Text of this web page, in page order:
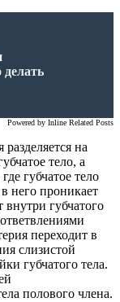
делать
Powered by Inline Related Posts
на
тело, а
губчатое тело
него проникает
внутри губчатого
переходит в
слизистой
губчатого тела.
полового члена.